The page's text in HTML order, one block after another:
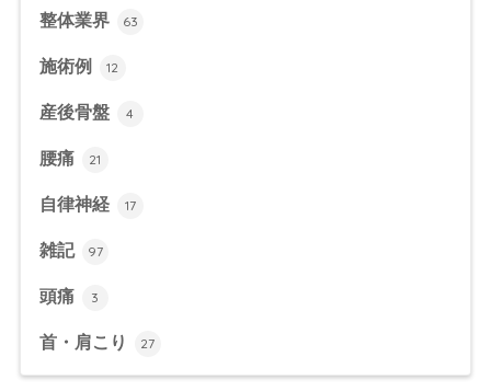
整体業界 63
施術例 12
産後骨盤 4
腰痛 21
自律神経 17
雑記 97
頭痛 3
首・肩こり 27